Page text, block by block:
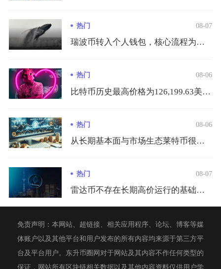
热门 08-07
瑞波币转入个人钱包，核心流程为获取钱包XRPL收款地址、在转...
热门 08-06
比特币历史最高价格为126,199.63美元/枚，出现在20...
热门 08-06
从长期基本面与市场生态莱特币很难在市值、生态体量以及行业价值...
热门 08-07
雷达币不存在长期高价运行的基础，崩盘是既定且无法逆转的结局，...
免责声明：本网站、超链接、相关应用程序、论坛、博客等媒
体账户以及其他平台和用户发布的所有内容均来源于第三方平
台及平台用户。东升币圈网对于网站及其内容不作任何类型的
保证，网站所有区块链相关数据以及其他内容资料仅供用户学